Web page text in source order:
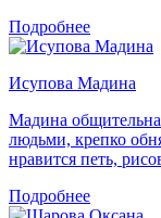
Подробнее
Исупова Мадина
Мадина
людьми, крепко
нравится петь,
Подробнее